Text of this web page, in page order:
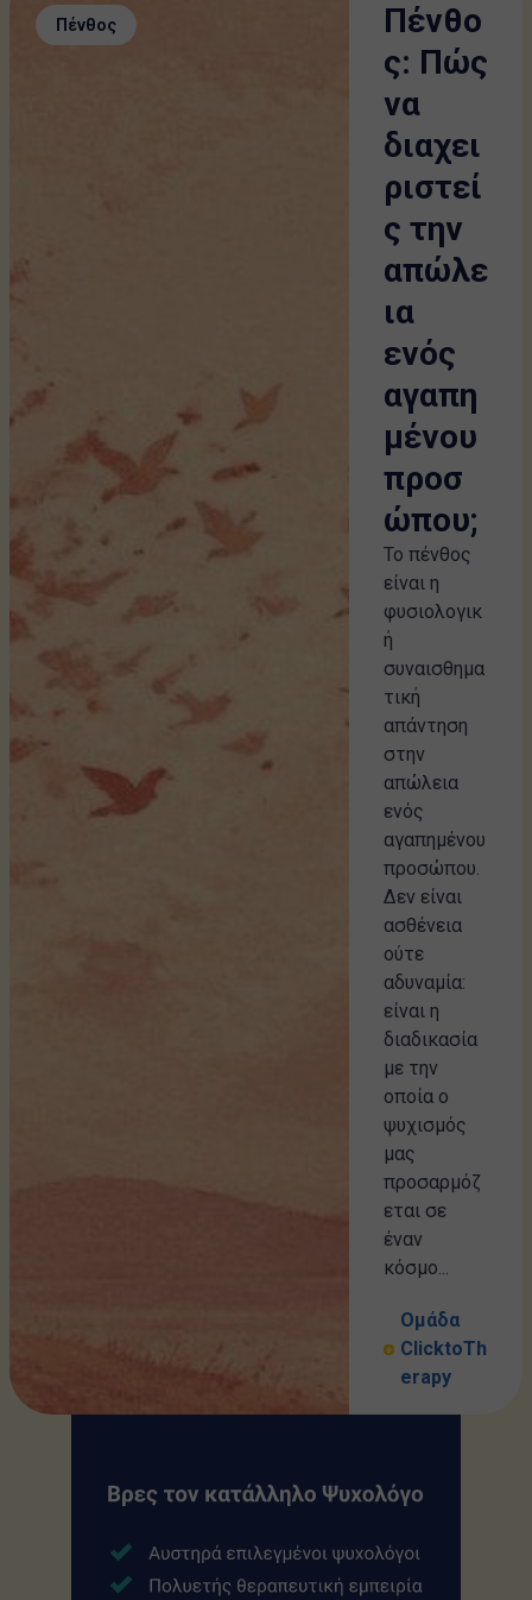
Πένθος
Πένθο
ς: Πώς
να
διαχει
ριστεί
ς την
απώλε
ια
ενός
αγαπη
μένου
προσ
ώπου;
Το πένθος
είναι η
φυσιολογικ
ή
συναισθημα
τική
απάντηση
στην
απώλεια
ενός
αγαπημένου
προσώπου.
Δεν είναι
ασθένεια
ούτε
αδυναμία:
είναι η
διαδικασία
με την
οποία ο
ψυχισμός
μας
προσαρμόζ
εται σε
έναν
κόσμο...
Ομάδα
ClicktoTh
erapy